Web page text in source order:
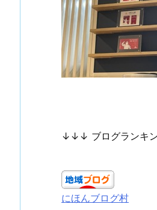
↓↓↓ ブログランキ
にほんブログ村